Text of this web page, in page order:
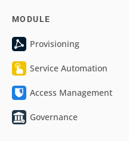
MODULE
Provisioning
Service Automation
Access Management
Governance